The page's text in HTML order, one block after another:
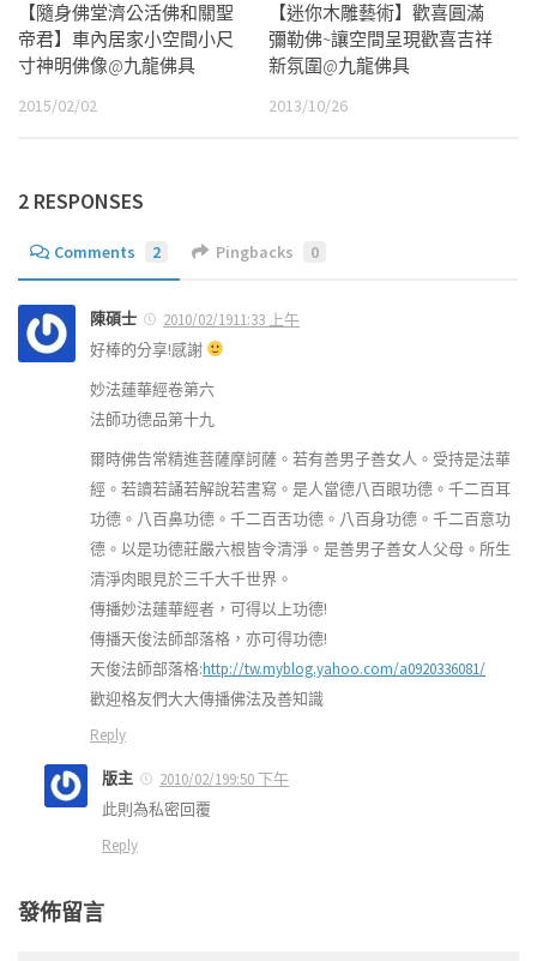
【隨身佛堂濟公活佛和關聖
帝君】車內居家小空間小尺
寸神明佛像@九龍佛具
2015/02/02
【迷你木雕藝術】歡喜圓滿
彌勒佛~讓空間呈現歡喜吉祥
新氛圍@九龍佛具
2013/10/26
2 RESPONSES
Comments 2 Pingbacks 0
陳碩士
2010/02/1911:33 上午
好棒的分享!感謝
妙法蓮華經卷第六
法師功德品第十九
爾時佛告常精進菩薩摩訶薩。若有善男子善女人。受持是法華
經。若讀若誦若解說若書寫。是人當德八百眼功德。千二百耳
功德。八百鼻功德。千二百舌功德。八百身功德。千二百意功
德。以是功德莊嚴六根皆令清淨。是善男子善女人父母。所生
清淨肉眼見於三千大千世界。
傳播妙法蓮華經者，可得以上功德!
傳播天俊法師部落格，亦可得功德!
天俊法師部落格:http://tw.myblog.yahoo.com/a0920336081/
歡迎格友們大大傳播佛法及善知識
Reply
版主
2010/02/199:50 下午
此則為私密回覆
Reply
發佈留言